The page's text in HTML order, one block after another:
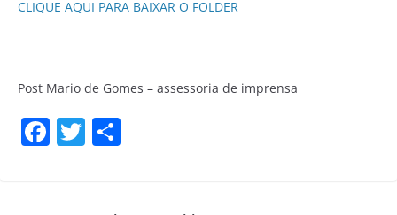
CLIQUE AQUI PARA BAIXAR O FOLDER
Post Mario de Gomes – assessoria de imprensa
F T